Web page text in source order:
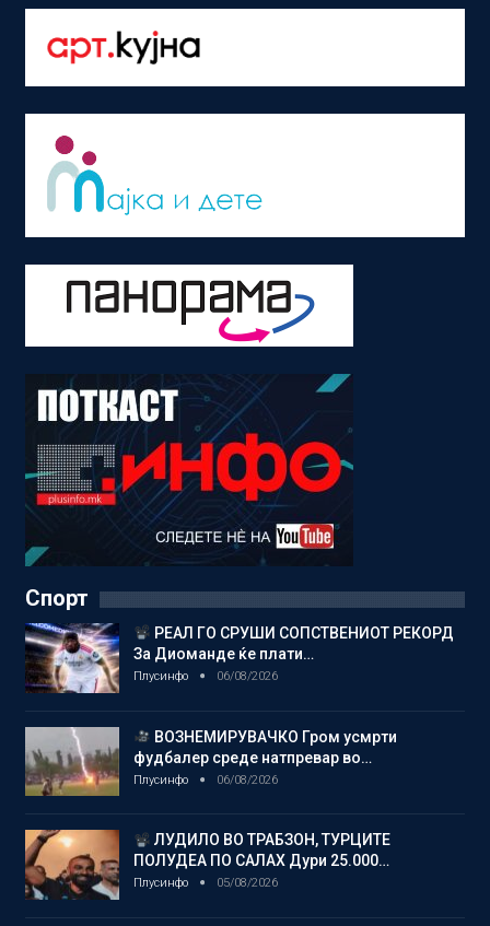
Спорт
РЕАЛ ГО СРУШИ СОПСТВЕНИОТ РЕКОРД
За Диоманде ќе плати…
Плусинфо 06/08/2026
ВОЗНЕМИРУВАЧКО Гром усмрти
фудбалер среде натпревар во…
Плусинфо 06/08/2026
ЛУДИЛО ВО ТРАБЗОН, ТУРЦИТЕ
ПОЛУДЕА ПО САЛАХ Дури 25.000…
Плусинфо 05/08/2026